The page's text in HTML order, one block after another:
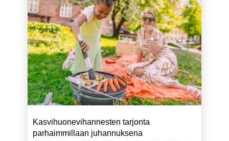
Kasvihuonevihannesten tarjonta
parhaimmillaan juhannuksena